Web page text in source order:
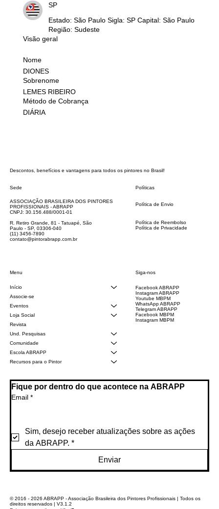
SP
Estado: São Paulo Sigla: SP Capital: São Paulo
Região: Sudeste
Visão geral
Nome
DIONES
Sobrenome
LEMES RIBEIRO
Método de Cobrança
DIÁRIA
Descontos, benefícios e vantagens para todos os pintores no Brasil!
Sede
ASSOCIAÇÃO BRASILEIRA DOS PINTORES
PROFISSIONAIS - ABRAPP
CNPJ: 30.156.488/0001-01
R. Retiro Grande, 81 - Tatuapé, São
Paulo - SP, 03306-040
(11) 3456-7890
contato@pintorabrapp.com.br
Menu
Início
Associe-se
Eventos
Loja Social
Revista
Und. Pesquisas
Comunidade
Escola ABRAPP
Recursos para o Pintor
Políticas
Política de Envio
Política de Reembolso
Política de Privacidade
Siga-nos
Facebook ABRAPP
Instagram ABRAPP
Youtube MBPM
WhatsApp ABRAPP
Telegram ABRAPP
Facebook MBPM
Instagram MBPM
Fique por dentro do que acontece na ABRAPP
Email *
Sim, desejo receber atualizações sobre as ações
da ABRAPP. *
Enviar
© 2016 - 2026 ABRAPP - Associação Brasileira dos Pintores Profissionais | Todos os
direitos reservados | V3.1.2